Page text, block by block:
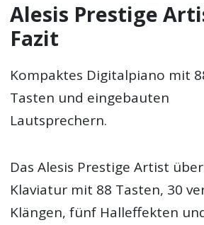
Alesis Prestige
Fazit
Kompaktes Digitalpiano mit
Tasten und eingebauten
Lautsprechern.
Das Alesis Prestige Artist
Klaviatur mit 88 Tasten, 30
Klängen, fünf Halleffekten